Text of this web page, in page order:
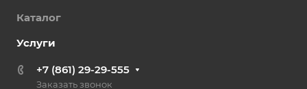
Каталог
Услуги
+7 (861) 29-29-555
Заказать звонок